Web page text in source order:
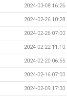
2024-03-08 16:26
2024-02-26 10:28
2024-02-26 07:00
2024-02-22 11:10
2024-02-20 06:55
2024-02-16 07:00
2024-02-09 17:30